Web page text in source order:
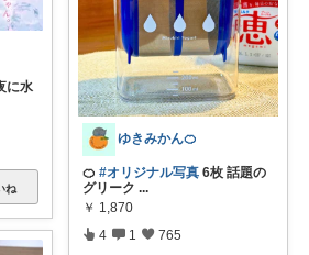
に水
ね
ゆきみかん🍊
🍊 #オリジナル写真 6枚 話題の
グリーク ...
￥ 1,870
4 1 765